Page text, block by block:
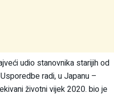
udio stanovnika starijih od
radi, u Japanu –
životni vijek 2020. bio je